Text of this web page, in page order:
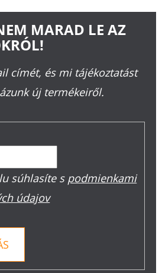
MARAD LE AZ
címét, és mi tájékoztatást
új termékeiről.
súhlasíte s podmienkami
údajov